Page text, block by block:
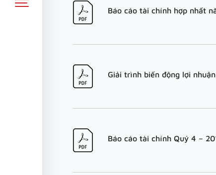
Báo cáo tài chính hợp nhất
Giải trình biến động lợi
Báo cáo tài chính Quý 4 –